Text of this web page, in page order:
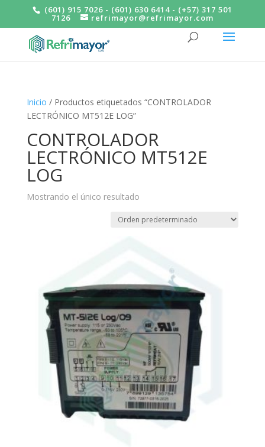
(601) 915 7026 - (601) 630 6414 - (+57) 317 501
7126 refrimayor@refrimayor.com
Inicio / Productos etiquetados “CONTROLADOR
LECTRÓNICO MT512E LOG”
CONTROLADOR
LECTRÓNICO MT512E
LOG
Mostrando el único resultado